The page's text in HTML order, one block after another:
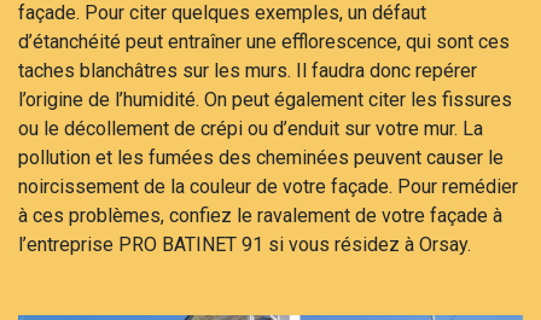
façade. Pour citer quelques exemples, un défaut
d’étanchéité peut entraîner une efflorescence, qui sont ces
taches blanchâtres sur les murs. Il faudra donc repérer
l’origine de l’humidité. On peut également citer les fissures
ou le décollement de crépi ou d’enduit sur votre mur. La
pollution et les fumées des cheminées peuvent causer le
noircissement de la couleur de votre façade. Pour remédier
à ces problèmes, confiez le ravalement de votre façade à
l’entreprise PRO BATINET 91 si vous résidez à Orsay.